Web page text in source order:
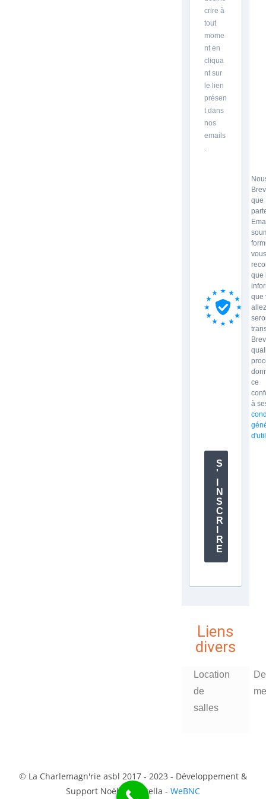
crire à
tout
mome
nt en
cliqua
nt sur
le lien
présen
t dans
nos
emails
que
vous
que
que
ce
à
S
'
N
S
C
R
R
E
Liens
divers
Location
de
salles
© La Charlemagn'rie asbl 2017 - 2023 - Développement &
Support Noël Ciavattella - WeBNC